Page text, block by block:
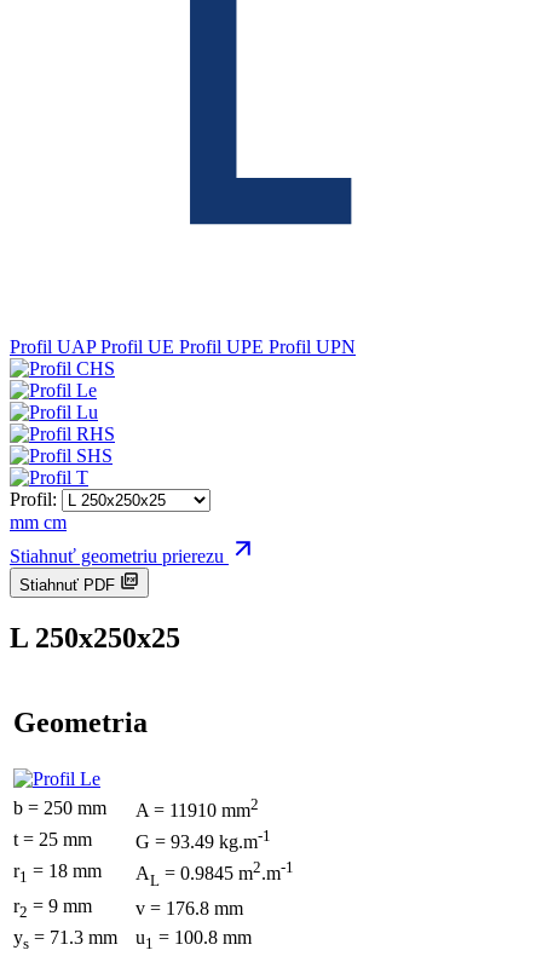
Profil UAPProfil UE Profil UPE Profil UPN
Profil:
mm cm
Stiahnuť geometriu prierezu
Stiahnuť PDF
L 250x250x25
Geometria
b = 250 mm A = 11910 mm2
t = 25 mm G = 93.49 kg.m-1
r1 = 18 mm AL = 0.9845 m2.m-1
r2 = 9 mm
v = 176.8 mm
ys = 71.3 mm u1 = 100.8 mm